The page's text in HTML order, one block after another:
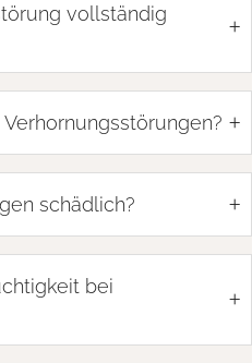
vollständig
+
+
schädlich? +
bei
+